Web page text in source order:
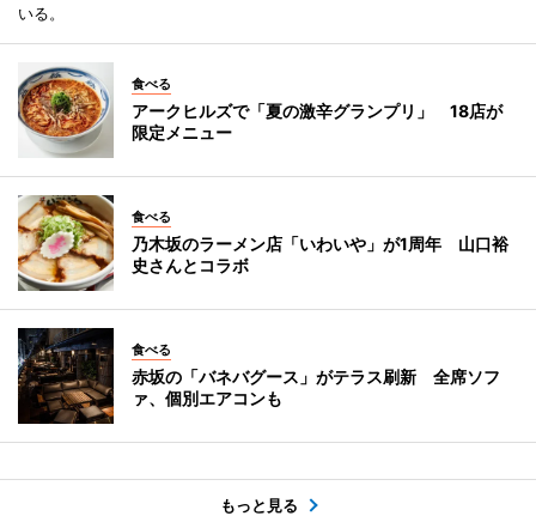
いる。
食べる
アークヒルズで「夏の激辛グランプリ」 18店が
限定メニュー
食べる
乃木坂のラーメン店「いわいや」が1周年 山口裕
史さんとコラボ
食べる
赤坂の「バネバグース」がテラス刷新 全席ソフ
ァ、個別エアコンも
もっと見る